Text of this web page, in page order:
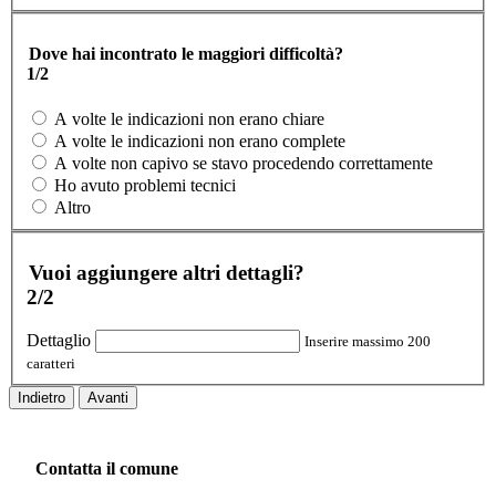
Dove hai incontrato le maggiori difficoltà?
1/2
A volte le indicazioni non erano chiare
A volte le indicazioni non erano complete
A volte non capivo se stavo procedendo correttamente
Ho avuto problemi tecnici
Altro
Vuoi aggiungere altri dettagli?
2/2
Dettaglio
Inserire massimo 200
caratteri
Indietro Avanti
Contatta il comune